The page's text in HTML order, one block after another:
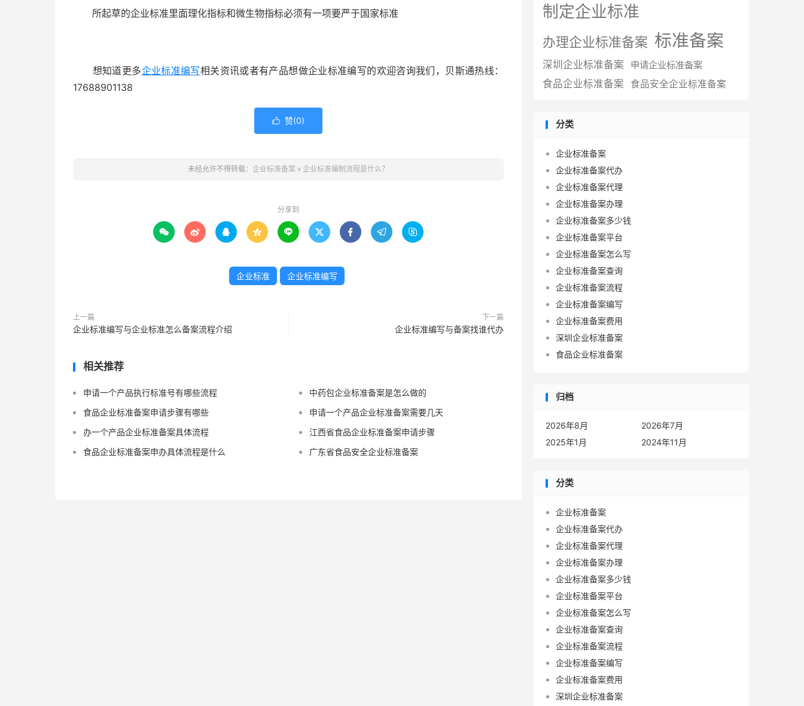
所起草的企业标准里面理化指标和微生物指标必须有一项要严于国家标准
想知道更多企业标准编写相关资讯或者有产品想做企业标准编写的欢迎咨询我们，贝斯通热线：
17688901138
 赞(0)
未经允许不得转载： 企业标准备案 » 企业标准编制流程是什么？
分享到
        
企业标准 企业标准编写
上一篇
企业标准编写与企业标准怎么备案流程介绍
下一篇
企业标准编写与备案找谁代办
相关推荐
申请一个产品执行标准号有哪些流程
中药包企业标准备案是怎么做的
食品企业标准备案申请步骤有哪些
申请一个产品企业标准备案需要几天
办一个产品企业标准备案具体流程
江西省食品企业标准备案申请步骤
食品企业标准备案申办具体流程是什么
广东省食品安全企业标准备案
制定企业标准
办理企业标准备案 标准备案
深圳企业标准备案 申请企业标准备案
食品企业标准备案 食品安全企业标准备案
分类
企业标准备案
企业标准备案代办
企业标准备案代理
企业标准备案办理
企业标准备案多少钱
企业标准备案平台
企业标准备案怎么写
企业标准备案查询
企业标准备案流程
企业标准备案编写
企业标准备案费用
深圳企业标准备案
食品企业标准备案
归档
2026年8月
2026年7月
2025年1月
2024年11月
分类
企业标准备案
企业标准备案代办
企业标准备案代理
企业标准备案办理
企业标准备案多少钱
企业标准备案平台
企业标准备案怎么写
企业标准备案查询
企业标准备案流程
企业标准备案编写
企业标准备案费用
深圳企业标准备案